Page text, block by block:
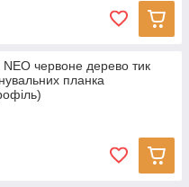
червоне дерево тик
планка